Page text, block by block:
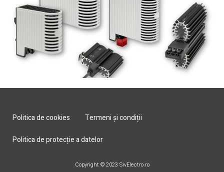
Politica de cookies Termeni și condiții
Politica de protecție a datelor
Copyright © 2023 SivElectro.ro